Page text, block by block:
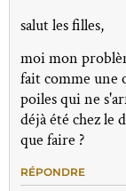
salut les filles,
moi mon
fait comme une
poiles qui ne
déjà été chez le
que faire ?
RÉPONDRE